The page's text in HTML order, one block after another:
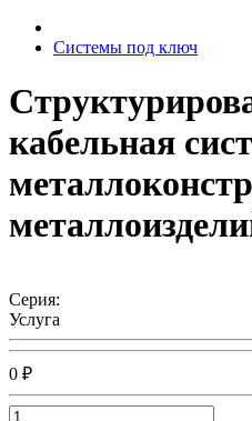
Системы под ключ
кабельная
Серия:
Услуга
0 ₽